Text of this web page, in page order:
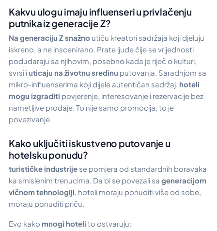
Kakvu ulogu imaju influenseri u privlačenju
putnika iz generacije Z?
Na generaciju Z snažno utiču kreatori sadržaja koji djeluju
iskreno, a ne inscenirano. Prate ljude čije se vrijednosti
podudaraju sa njihovim, posebno kada je riječ o kulturi,
svrsi iuticaju na životnu sredinu putovanja. Saradnjom sa
mikro-influenserima koji dijele autentičan sadržaj, hoteli
mogu izgraditi povjerenje, interesovanje i rezervacije bez
nametljive prodaje. To nije samo promocija, to je
povezivanje.
Kako uključiti iskustveno putovanje u
hotelsku ponudu?
turističke industrije se pomjera od standardnih boravaka
ka smislenim trenucima. Da bi se povezali sa generacijom
vičnom tehnologiji, hoteli moraju ponuditi više od sobe,
moraju ponuditi priču.
Evo kako mnogi hoteli to ostvaruju: